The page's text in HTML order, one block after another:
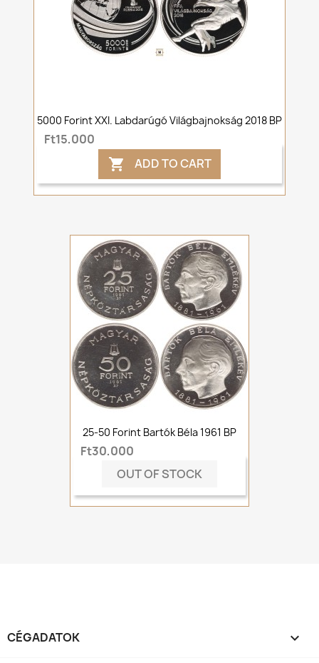
5000 Forint XXI. Labdarúgó Világbajnokság 2018 BP
Ft15,000
 ADD TO CART
25-50 Forint Bartók Béla 1961 BP
Ft30,000
OUT OF STOCK
CÉGADATOK 